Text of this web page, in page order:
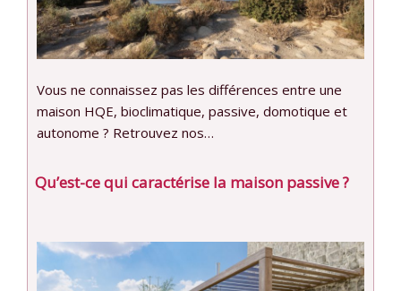
Vous ne connaissez pas les différences entre une
maison HQE, bioclimatique, passive, domotique et
autonome ? Retrouvez nos…
Qu’est-ce qui caractérise la maison passive ?